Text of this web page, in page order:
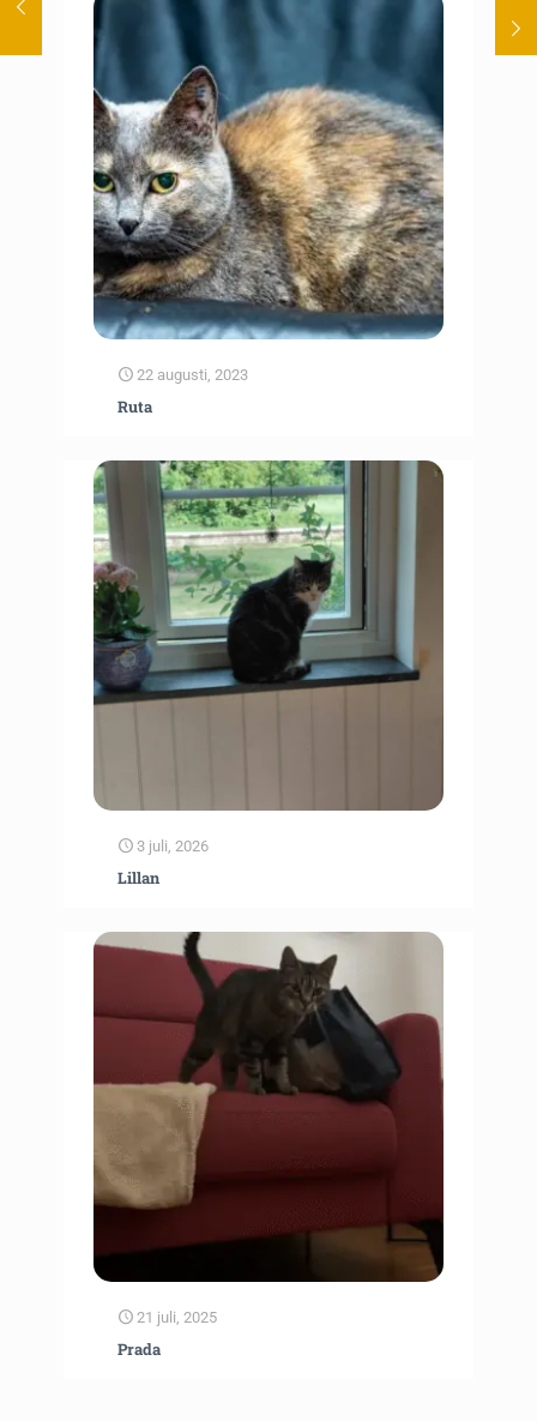
22 augusti, 2023
Ruta
3 juli, 2026
Lillan
21 juli, 2025
Prada